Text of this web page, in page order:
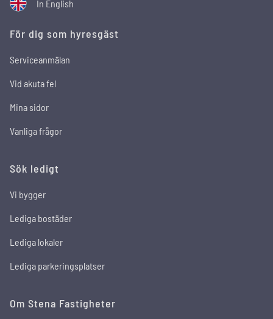
In English
För dig som hyresgäst
Serviceanmälan
Vid akuta fel
Mina sidor
Vanliga frågor
Sök ledigt
Vi bygger
Lediga bostäder
Lediga lokaler
Lediga parkeringsplatser
Om Stena Fastigheter